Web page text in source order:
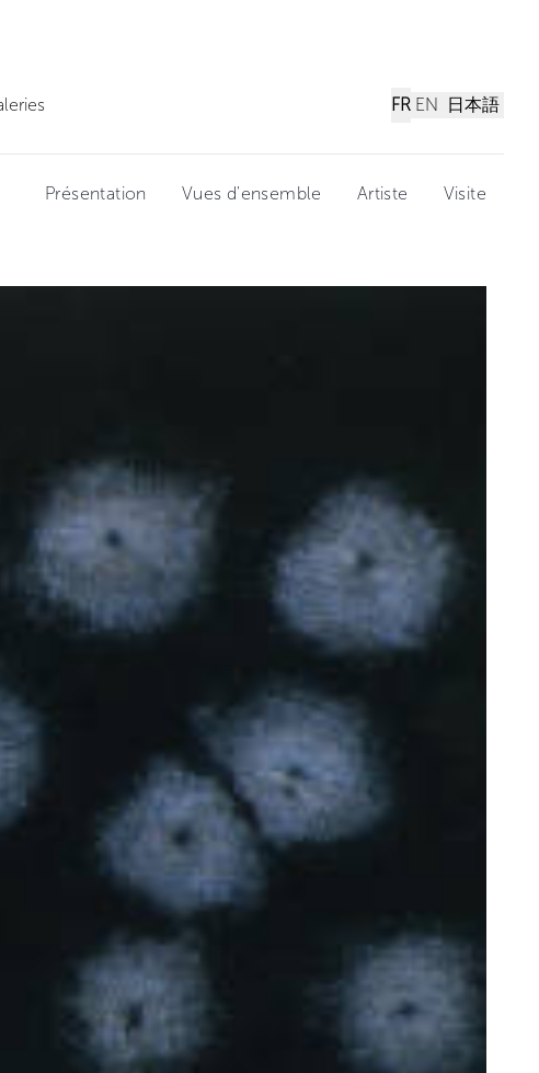
FR EN 日本語
Présentation Vues d'ensemble Artiste Visite